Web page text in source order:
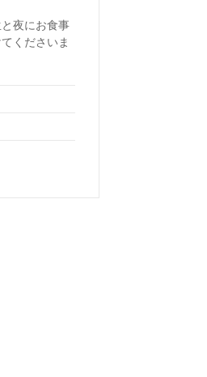
夜にお食事
くださいま